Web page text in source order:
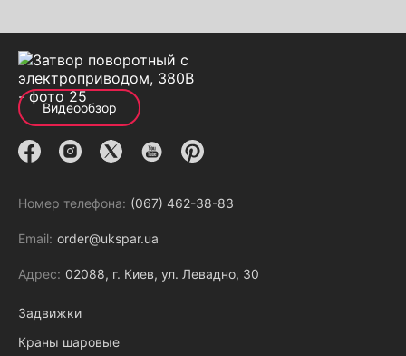
Видеообзор
Номер телефона: (067) 462-38-83
Email: order@ukspar.ua
Адрес: 02088, г. Киев, ул. Левадно, 30
Задвижки
Краны шаровые